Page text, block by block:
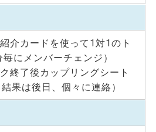
介カードを使って1対1のト
にメンバーチェンジ）
終了後カップリングシート
果は後日、個々に連絡）